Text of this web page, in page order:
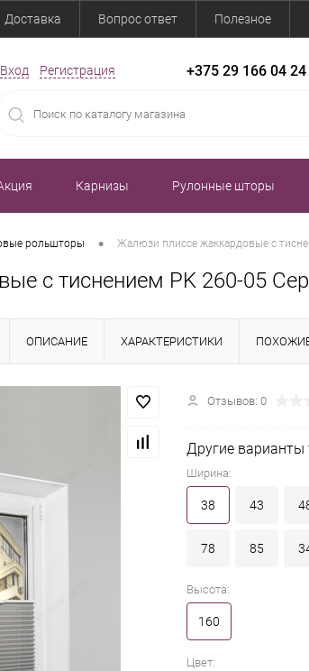
Доставка Вопрос ответ Полезное
Вход Регистрация +375 29 166 04 24
Карнизы Рулонные шторы
рольшторы • Жалюзи плиссе жаккардовые с
с тиснением PK 260-05
ОПИСАНИЕ ХАРАКТЕРИСТИКИ
Отзывов: 0
Другие варианты
Ширина:
38 43
78 85
Высота:
160
Цвет: